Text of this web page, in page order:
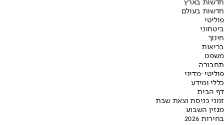
חדשות בארץ
חדשות בעולם
פוליטי
ביטחוני
חינוך
בריאות
משפט
תחבורה
פוליטי-מדיני
כללי ומידע
דף הבית
זמני כניסת וצאת שבת
מגזין השבוע
בחירות 2026